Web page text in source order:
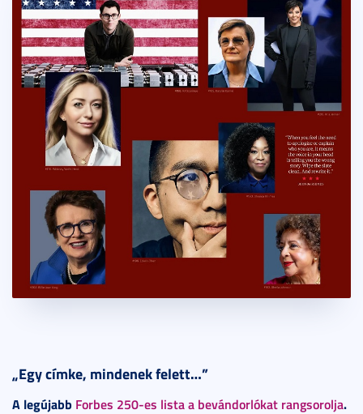
„Egy címke, mindenek felett…”
A legújabb Forbes 250-es lista a bevándorlókat rangsorolja.